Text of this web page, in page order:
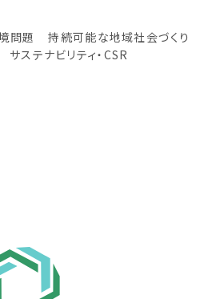
問題
持続可能な地域社会づくり
サステナビリティ・CSR